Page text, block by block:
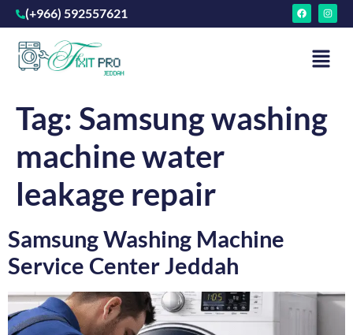
(+966) 592557621
Tag: Samsung washing
machine water
leakage repair
Samsung Washing Machine
Service Center Jeddah